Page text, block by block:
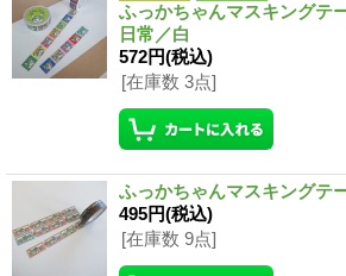
ふっかちゃんマスキングテ
日常／白
572円(税込)
[在庫数 3点]
ふっかちゃんマスキングテ
495円(税込)
[在庫数 9点]